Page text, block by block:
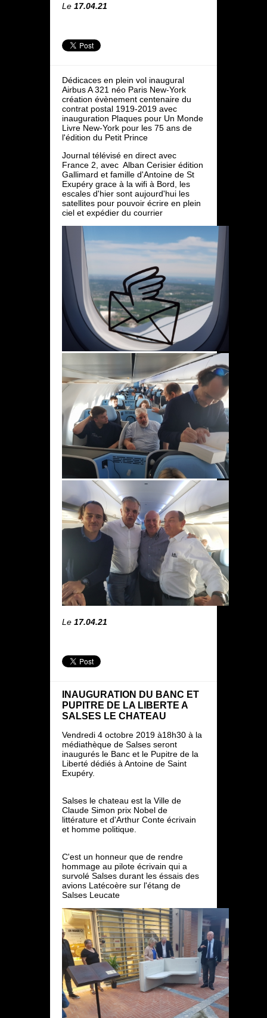
Le 17.04.21
Dédicaces en plein vol inaugural
Airbus A 321 néo Paris New-York
création évènement centenaire du
contrat postal 1919-2019 avec
inauguration Plaques pour Un Monde
Livre New-York pour les 75 ans de
l'édition du Petit Prince
Journal télévisé en direct avec
France 2, avec Alban Cerisier édition
Gallimard et famille d'Antoine de St
Exupéry grace à la wifi à Bord, les
escales d'hier sont aujourd'hui les
satellites pour pouvoir écrire en plein
ciel et expédier du courrier
Le 17.04.21
INAUGURATION DU BANC ET
PUPITRE DE LA LIBERTE A
SALSES LE CHATEAU
Vendredi 4 octobre 2019 à18h30 à la
médiathèque de Salses seront
inaugurés le Banc et le Pupitre de la
Liberté dédiés à Antoine de Saint
Exupéry.
Salses le chateau est la Ville de
Claude Simon prix Nobel de
littérature et d'Arthur Conte écrivain
et homme politique.
C'est un honneur que de rendre
hommage au pilote écrivain qui a
survolé Salses durant les éssais des
avions Latécoère sur l'étang de
Salses Leucate